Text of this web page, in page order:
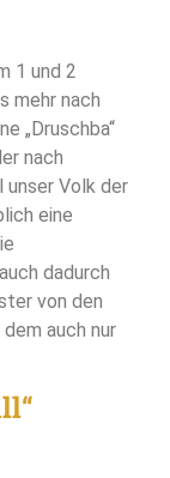
1 und 2
mehr nach
„Druschba“
nach
Volk der
eine
dadurch
von den
auch nur